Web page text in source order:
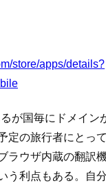
store/apps/details?
が国毎にドメイン
定の旅行者にとっ
ラウザ内蔵の翻訳
う利点もある。自